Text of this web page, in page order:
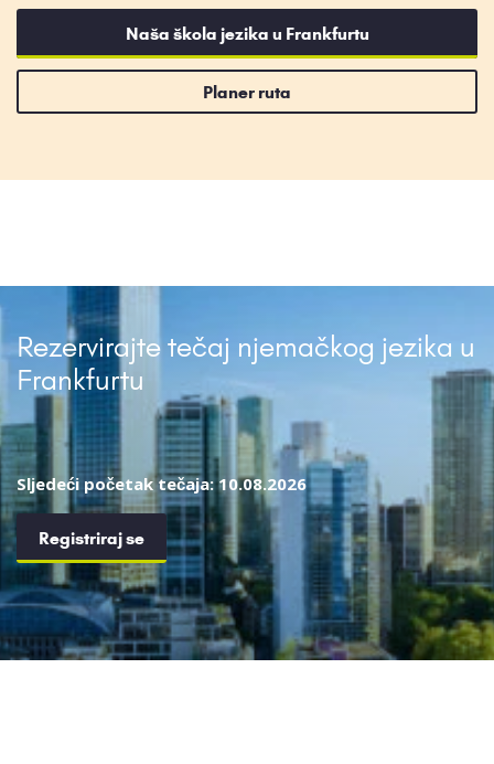
Naša škola jezika u Frankfurtu
Planer ruta
Rezervirajte tečaj njemačkog jezika u
Frankfurtu
Sljedeći početak tečaja: 10.08.2026
Registriraj se